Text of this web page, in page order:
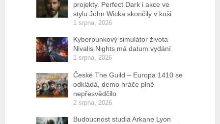
projekty. Perfect Dark i akce ve
stylu John Wicka skončily v koši
1 srpna, 2026
Kyberpunkový simulátor života
Nivalis Nights má datum vydání
1 srpna, 2026
České The Guild – Europa 1410 se
odkládá, demo hráče plně
nepřesvědčilo
2 srpna, 2026
Budoucnost studia Arkane Lyon